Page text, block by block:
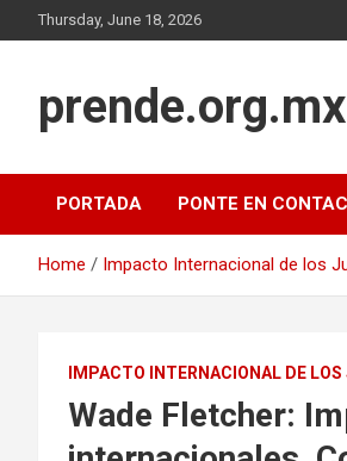
to
Thursday, June 18, 2026
prende.org.mx
PORTADA PONTE EN
Home Impacto Internacional de los
IMPACTO INTERNACIONAL DE
Wade Fletcher: